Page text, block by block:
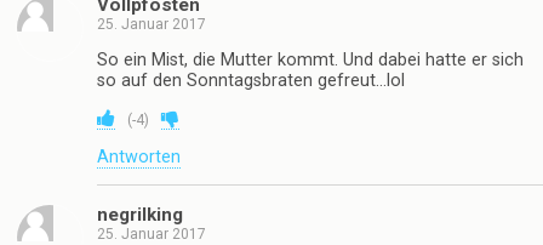
Vollpfosten
25. Januar 2017
So ein Mist, die Mutter kommt. Und dabei hatte er sich
so auf den Sonntagsbraten gefreut…lol
(-4)
Antworten
negrilking
25. Januar 2017